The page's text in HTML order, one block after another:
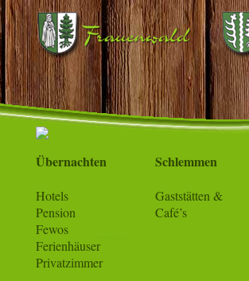
Übernachten
Hotels
Pension
Fewos
Ferienhäuser
Privatzimmer
Schlemmen
Gaststätten &
Café’s